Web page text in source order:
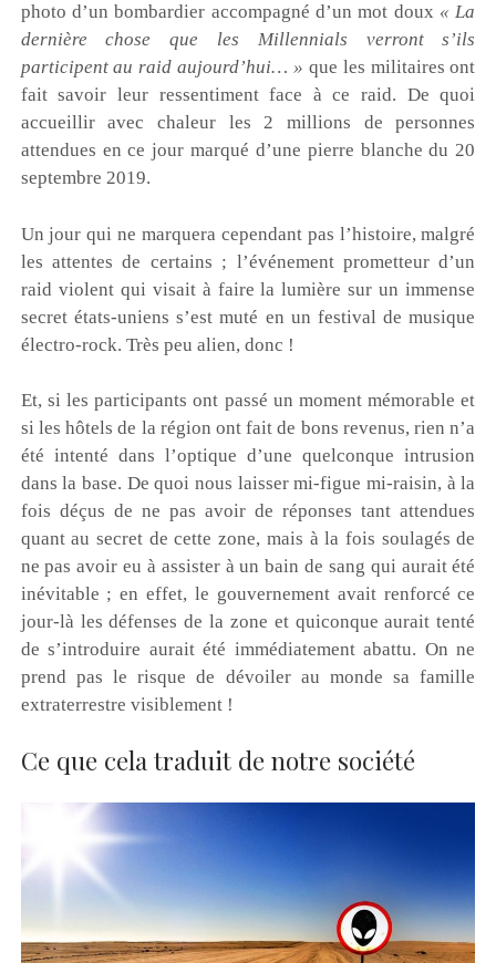
photo d’un bombardier accompagné d’un mot doux « La
dernière chose que les Millennials verront s’ils
participent au raid aujourd’hui… » que les militaires ont
fait savoir leur ressentiment face à ce raid. De quoi
accueillir avec chaleur les 2 millions de personnes
attendues en ce jour marqué d’une pierre blanche du 20
septembre 2019.
Un jour qui ne marquera cependant pas l’histoire, malgré
les attentes de certains ; l’événement prometteur d’un
raid violent qui visait à faire la lumière sur un immense
secret états-uniens s’est muté en un festival de musique
électro-rock. Très peu alien, donc !
Et, si les participants ont passé un moment mémorable et
si les hôtels de la région ont fait de bons revenus, rien n’a
été intenté dans l’optique d’une quelconque intrusion
dans la base. De quoi nous laisser mi-figue mi-raisin, à la
fois déçus de ne pas avoir de réponses tant attendues
quant au secret de cette zone, mais à la fois soulagés de
ne pas avoir eu à assister à un bain de sang qui aurait été
inévitable ; en effet, le gouvernement avait renforcé ce
jour-là les défenses de la zone et quiconque aurait tenté
de s’introduire aurait été immédiatement abattu. On ne
prend pas le risque de dévoiler au monde sa famille
extraterrestre visiblement !
Ce que cela traduit de notre société